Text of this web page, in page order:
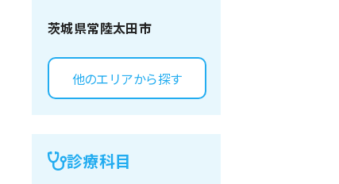
茨城県常陸太田市
他のエリアから探す
診療科目